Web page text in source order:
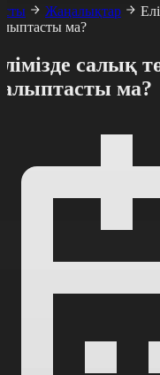
Жаңалықтар
ма?
салық
ма?